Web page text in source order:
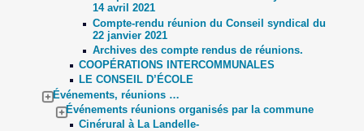
14 avril 2021
Compte-rendu réunion du Conseil syndical du
22 janvier 2021
Archives des compte rendus de réunions.
COOPÉRATIONS INTERCOMMUNALES
LE CONSEIL D’ÉCOLE
Événements, réunions …
Événements réunions organisés par la commune
Cinérural à La Landelle-